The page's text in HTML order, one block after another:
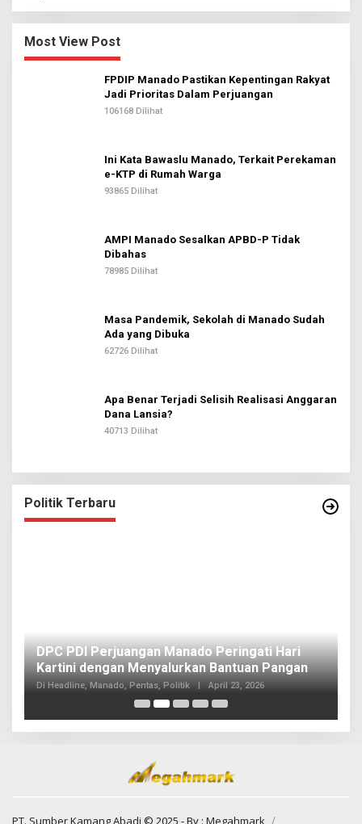
Most View Post
FPDIP Manado Pastikan Kepentingan Rakyat
Jadi Prioritas Dalam Perjuangan
106168 Dilihat
Ini Kata Bawaslu Manado, Terkait Perekaman
e-KTP di Rumah Warga
93865 Dilihat
AMPI Manado Sesalkan APBD-P Tidak
Dibahas
78985 Dilihat
Masa Pandemik, Sekolah di Manado Sudah
Ada yang Dibuka
62726 Dilihat
Apa Benar Terjadi Selisih Realisasi Anggaran
Dana Lansia?
40713 Dilihat
Politik Terbaru
DPC PDI Perjuangan Manado Peringati Hari
Kartini dengan Menyalurkan Bantuan Pangan
Di Headline, Manado, Pentas, Politik April 23, 2026